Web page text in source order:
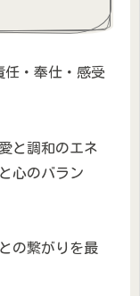
任・奉仕・感受
と調和のエネ
心のバラン
の繋がりを最